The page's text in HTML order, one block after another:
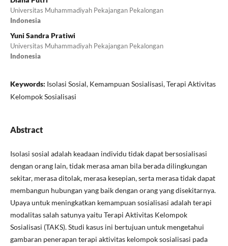
Universitas Muhammadiyah Pekajangan Pekalongan
Indonesia
Yuni Sandra Pratiwi
Universitas Muhammadiyah Pekajangan Pekalongan
Indonesia
Keywords: Isolasi Sosial, Kemampuan Sosialisasi, Terapi Aktivitas
Kelompok Sosialisasi
Abstract
Isolasi sosial adalah keadaan individu tidak dapat bersosialisasi
dengan orang lain, tidak merasa aman bila berada dilingkungan
sekitar, merasa ditolak, merasa kesepian, serta merasa tidak dapat
membangun hubungan yang baik dengan orang yang disekitarnya.
Upaya untuk meningkatkan kemampuan sosialisasi adalah terapi
modalitas salah satunya yaitu Terapi Aktivitas Kelompok
Sosialisasi (TAKS). Studi kasus ini bertujuan untuk mengetahui
gambaran penerapan terapi aktivitas kelompok sosialisasi pada